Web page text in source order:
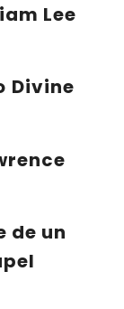
Lee
Divine
de un